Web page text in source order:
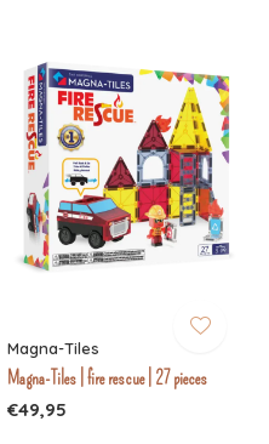
Magna-Tiles
Magna-Tiles | fire rescue | 27 pieces
€49,95